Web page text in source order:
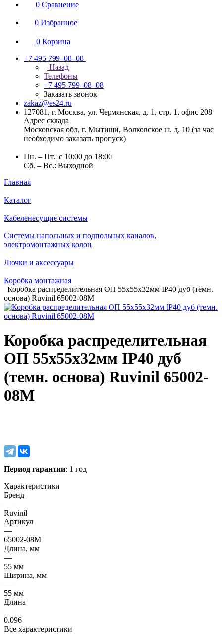
0 Сравнение
0 Избранное
0 Корзина
+7 495 799–08–08
Назад
Телефоны
+7 495 799–08–08
Заказать звонок
zakaz@es24.ru
127081, г. Москва, ул. Чермянская, д. 1, стр. 1, офис 208
Адрес склада
Московская обл, г. Мытищи, Волковское ш. д. 10 (за час
необходимо заказать пропуск)
Пн. – Пт.: с 10:00 до 18:00
Сб. – Вс.: Выходной
Главная
Каталог
Кабеленесущие системы
Системы напольных и подпольных каналов,
электромонтажных колон
Лючки и аксессуары
Коробка монтажная
Коробка распределительная ОП 55х55х32мм IP40 дуб (темн.
основа) Ruvinil 65002-08М
Коробка распределительная
ОП 55х55х32мм IP40 дуб
(темн. основа) Ruvinil 65002-
08М
Период гарантии: 1 год
Характеристики
Бренд
—
Ruvinil
Артикул
—
65002-08М
Длина, мм
—
55 мм
Ширина, мм
—
55 мм
Длина
—
0.096
Все характеристики